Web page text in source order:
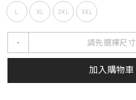
L XL 2XL 3XL
請先選擇尺寸
-
加入購物車